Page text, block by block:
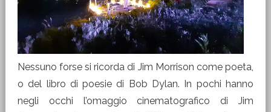
Nessuno forse si ricorda di Jim Morrison come poeta,
o del libro di poesie di Bob Dylan. In pochi hanno
negli occhi l’omaggio cinematografico di Jim